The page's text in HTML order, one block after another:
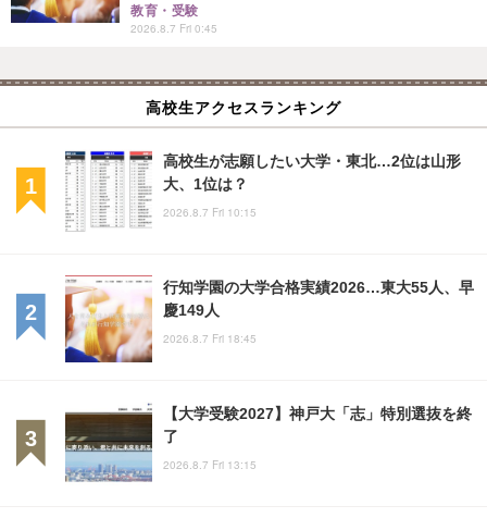
教育・受験
2026.8.7 Fri 0:45
高校生アクセスランキング
高校生が志願したい大学・東北…2位は山形
大、1位は？
2026.8.7 Fri 10:15
行知学園の大学合格実績2026…東大55人、早
慶149人
2026.8.7 Fri 18:45
【大学受験2027】神戸大「志」特別選抜を終
了
2026.8.7 Fri 13:15